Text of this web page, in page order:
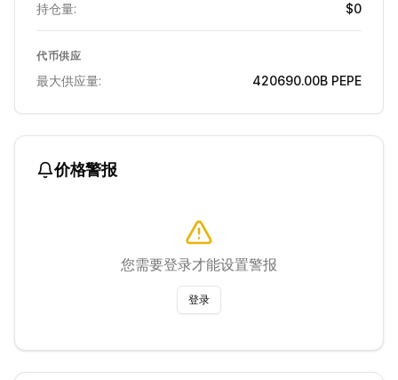
持仓量:
$0
代币供应
最大供应量: 420690.00B PEPE
价格警报
您需要登录才能设置警报
登录